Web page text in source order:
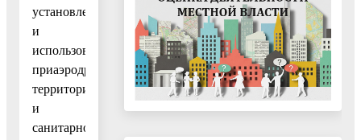
установления
и
использования
приаэродромной
территории
и
санитарно-